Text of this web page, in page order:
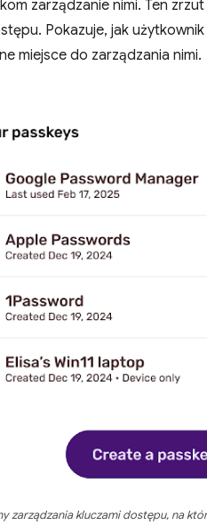
zarządzanie nimi. Ten
Pokazuje, jak
miejsce do zarządzania nimi.
zarządzania kluczami dostępu, na